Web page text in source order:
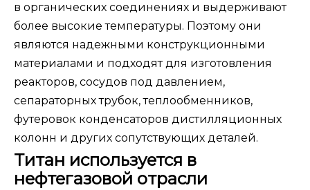
в органических соединениях и выдерживают
более высокие температуры. Поэтому они
являются надежными конструкционными
материалами и подходят для изготовления
реакторов, сосудов под давлением,
сепараторных трубок, теплообменников,
футеровок конденсаторов дистилляционных
колонн и других сопутствующих деталей.
Титан используется в
нефтегазовой отрасли